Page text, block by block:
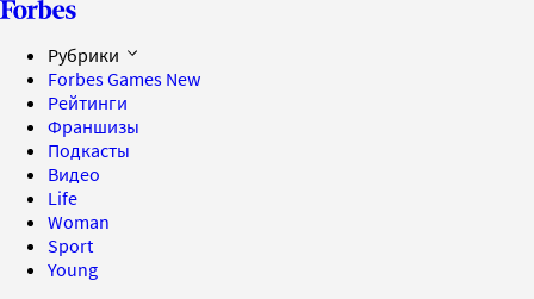
Рубрики
Forbes Games New
Рейтинги
Франшизы
Подкасты
Видео
Life
Woman
Sport
Young